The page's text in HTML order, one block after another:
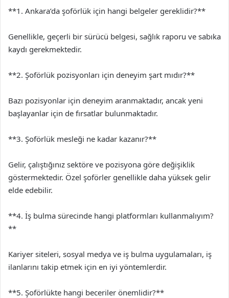
**1. Ankara’da şoförlük için hangi belgeler gereklidir?**
Genellikle, geçerli bir sürücü belgesi, sağlık raporu ve sabıka
kaydı gerekmektedir.
**2. Şoförlük pozisyonları için deneyim şart mıdır?**
Bazı pozisyonlar için deneyim aranmaktadır, ancak yeni
başlayanlar için de fırsatlar bulunmaktadır.
**3. Şoförlük mesleği ne kadar kazanır?**
Gelir, çalıştığınız sektöre ve pozisyona göre değişiklik
göstermektedir. Özel şoförler genellikle daha yüksek gelir
elde edebilir.
**4. İş bulma sürecinde hangi platformları kullanmalıyım?
**
Kariyer siteleri, sosyal medya ve iş bulma uygulamaları, iş
ilanlarını takip etmek için en iyi yöntemlerdir.
**5. Şoförlükte hangi beceriler önemlidir?**